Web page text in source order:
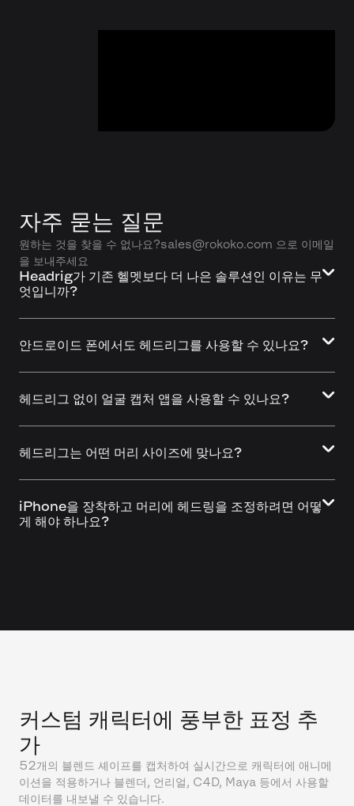
자주 묻는 질문
원하는 것을 찾을 수 없나요?sales@rokoko.com 으로 이메일
을 보내주세요
Headrig가 기존 헬멧보다 더 나은 솔루션인 이유는 무
엇입니까?
안드로이드 폰에서도 헤드리그를 사용할 수 있나요?
헤드리그 없이 얼굴 캡처 앱을 사용할 수 있나요?
헤드리그는 어떤 머리 사이즈에 맞나요?
iPhone을 장착하고 머리에 헤드링을 조정하려면 어떻
게 해야 하나요?
커스텀 캐릭터에 풍부한 표정 추
가
52개의 블렌드 셰이프를 캡처하여 실시간으로 캐릭터에 애니메
이션을 적용하거나 블렌더, 언리얼, C4D, Maya 등에서 사용할
데이터를 내보낼 수 있습니다.